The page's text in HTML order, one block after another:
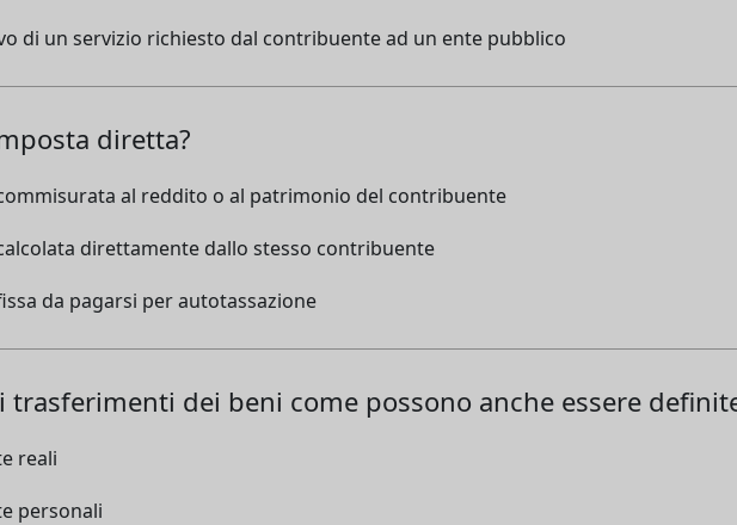
di un servizio richiesto dal contribuente ad un ente pubblico
diretta?
al reddito o al patrimonio del contribuente
direttamente dallo stesso contribuente
da pagarsi per autotassazione
trasferimenti dei beni come possono anche essere
reali
personali